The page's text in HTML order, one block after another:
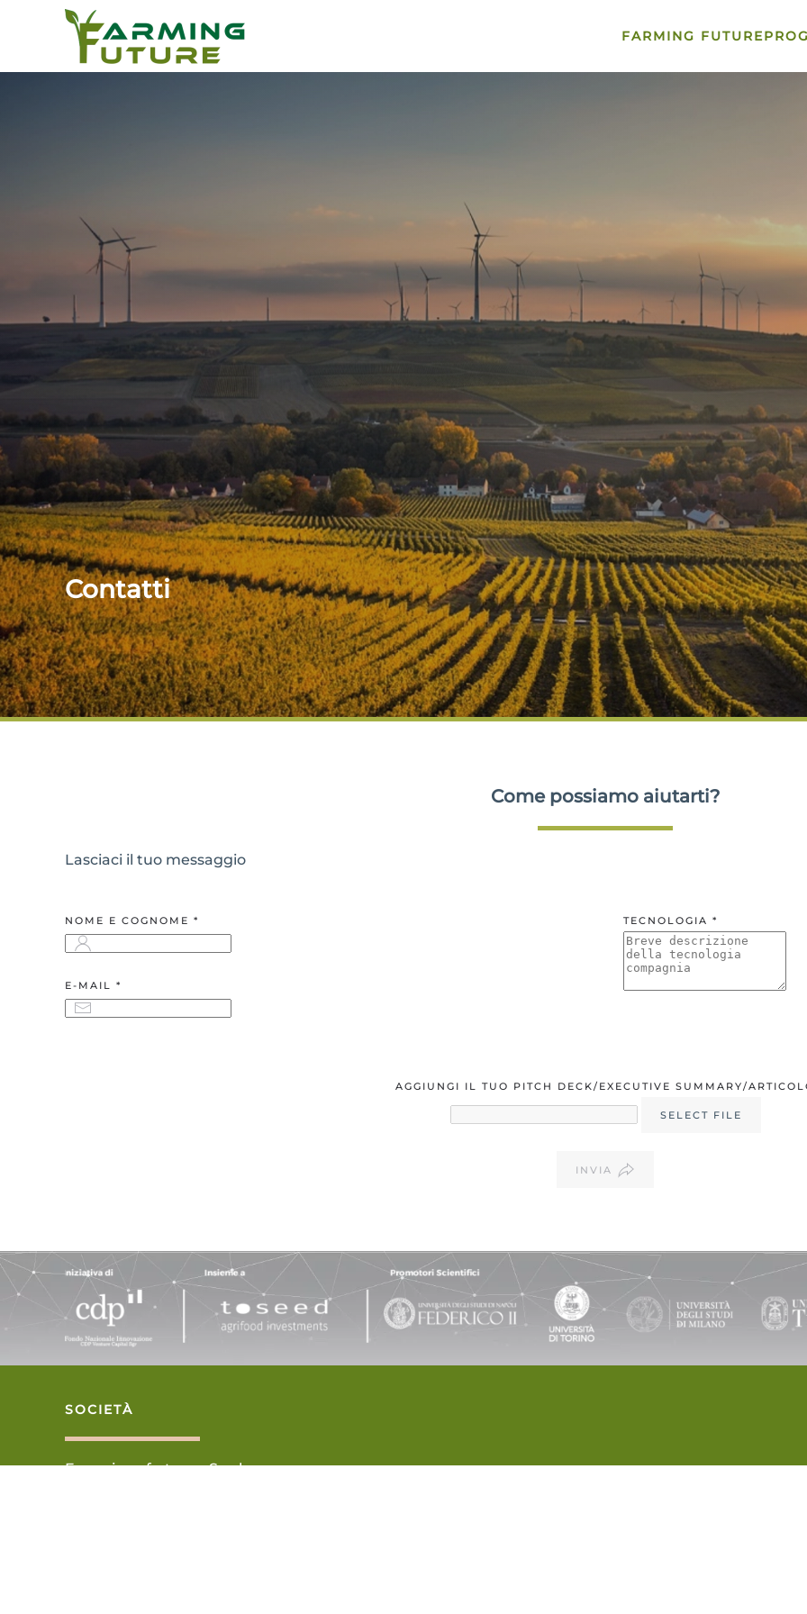
FARMING FUTURE
Contatti
Come possiamo aiutarti?
Lasciaci il tuo messaggio
NOME E COGNOME *
E-MAIL *
TECNOLOGIA *
AGGIUNGI IL TUO PITCH DECK/EXECUTIVE SUMMARY/
SELECT FILE
INVIA
SOCIETÀ
Farming future S.r.l.